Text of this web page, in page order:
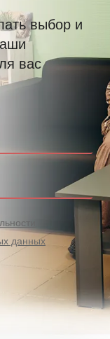
выбор и
вас